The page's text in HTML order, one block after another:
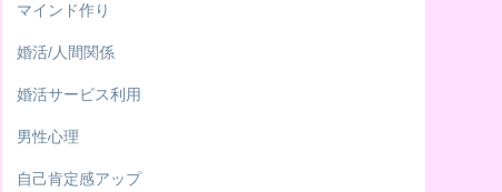
マインド作り
婚活/人間関係
婚活サービス利用
男性心理
自己肯定感アップ